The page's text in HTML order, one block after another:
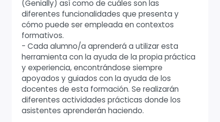
(Genially) así como de cuáles son las
diferentes funcionalidades que presenta y
cómo puede ser empleada en contextos
formativos.
- Cada alumno/a aprenderá a utilizar esta
herramienta con la ayuda de la propia práctica
y experiencia, encontrándose siempre
apoyados y guiados con la ayuda de los
docentes de esta formación. Se realizarán
diferentes actividades prácticas donde los
asistentes aprenderán haciendo.